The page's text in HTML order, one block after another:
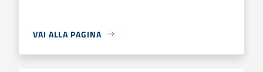
VAI ALLA PAGINA